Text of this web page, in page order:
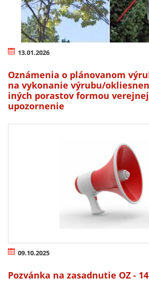
13.01.2026
Oznámenia o plánovanom
na vykonanie výrubu/
iných porastov formou
upozornenie
09.10.2025
Pozvánka na zasadnutie OZ -